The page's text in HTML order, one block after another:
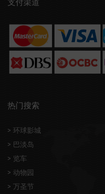
支付渠道
热门搜索
> 环球影城
> 巴淡岛
> 览车
> 动物园
> 万圣节